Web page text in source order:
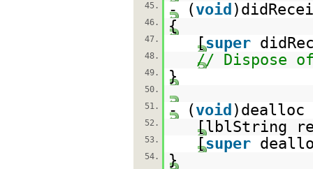
45.
- (void
46. {
47. [super
48. // Dispose
49. }
50.
51.
- (void )dealloc
52. [lblString
53. [super
54. }